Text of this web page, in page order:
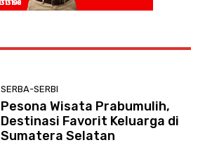
SERBA-SERBI
Pesona Wisata Prabumulih,
Destinasi Favorit Keluarga di
Sumatera Selatan